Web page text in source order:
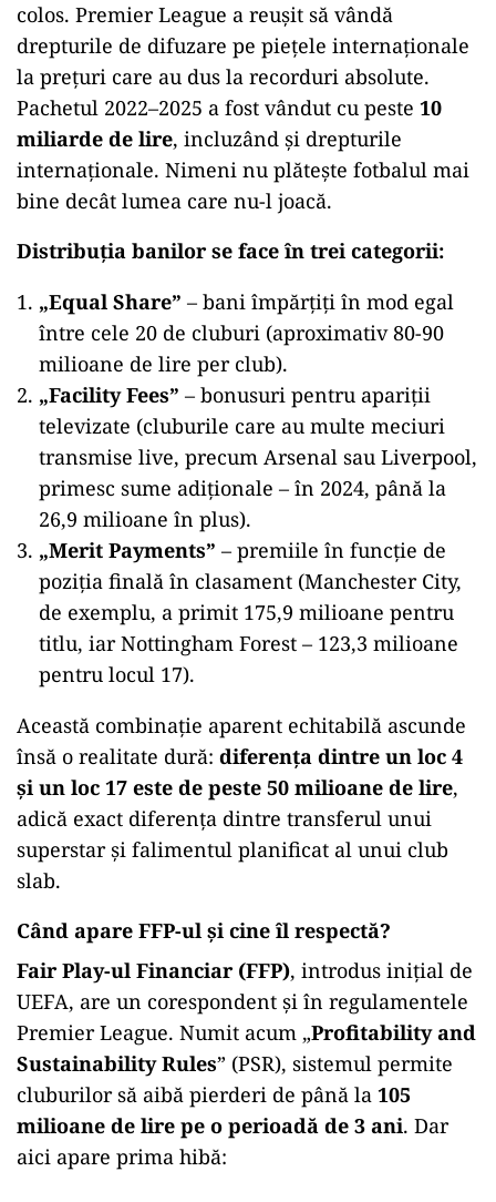
colos. Premier League a reușit să vândă
drepturile de difuzare pe piețele internaționale
la prețuri care au dus la recorduri absolute.
Pachetul 2022–2025 a fost vândut cu peste 10
miliarde de lire, incluzând și drepturile
internaționale. Nimeni nu plătește fotbalul mai
bine decât lumea care nu-l joacă.
Distribuția banilor se face în trei categorii:
„Equal Share” – bani împărțiți în mod egal
între cele 20 de cluburi (aproximativ 80-90
milioane de lire per club).
„Facility Fees” – bonusuri pentru apariții
televizate (cluburile care au multe meciuri
transmise live, precum Arsenal sau Liverpool,
primesc sume adiționale – în 2024, până la
26,9 milioane în plus).
„Merit Payments” – premiile în funcție de
poziția finală în clasament (Manchester City,
de exemplu, a primit 175,9 milioane pentru
titlu, iar Nottingham Forest – 123,3 milioane
pentru locul 17).
Această combinație aparent echitabilă ascunde
însă o realitate dură: diferența dintre un loc 4
și un loc 17 este de peste 50 milioane de lire,
adică exact diferența dintre transferul unui
superstar și falimentul planificat al unui club
slab.
Când apare FFP-ul și cine îl respectă?
Fair Play-ul Financiar (FFP), introdus inițial de
UEFA, are un corespondent și în regulamentele
Premier League. Numit acum „Profitability and
Sustainability Rules” (PSR), sistemul permite
cluburilor să aibă pierderi de până la 105
milioane de lire pe o perioadă de 3 ani. Dar
aici apare prima hibă: